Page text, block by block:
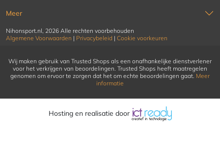
Meer
Nihonsport.nl, 2026 Alle rechten voorbehouden
Algemene Voorwaarden | Privacybeleid | Cookie voorkeuren
Wij maken gebruik van Trusted Shops als een onafhankelijke dienstverlener
voor het verkrijgen van beoordelingen. Trusted Shops heeft maatregelen
genomen om ervoor te zorgen dat het om echte beoordelingen gaat. Meer
informatie
Hosting en realisatie door